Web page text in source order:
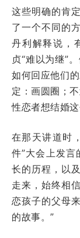
这些明确的肯
了一个不同的
丹利解释说，
贞“难以为继”
如何回应他们
定：画圆圈；
性恋者想结婚这
在那天讲道时
件”大会上发言
长的历程，以
走来，始终相
恋孩子的父母
的故事。”